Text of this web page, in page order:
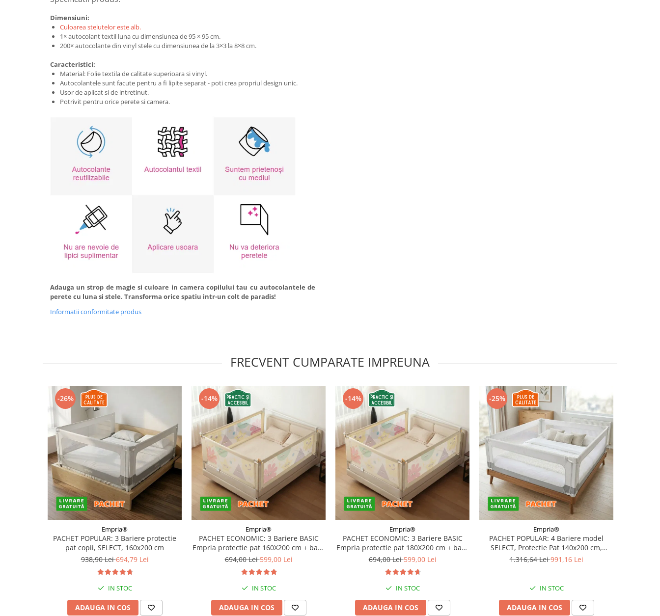
Dimensiuni:
Culoarea stelutelor este alb.
1× autocolant textil luna cu dimensiunea de 95 × 95 cm.
200× autocolante din vinyl stele cu dimensiunea de la 3×3 la 8×8 cm.
Caracteristici:
Material: Folie textila de calitate superioara si vinyl.
Autocolantele sunt facute pentru a fi lipite separat - poti crea propriul design unic.
Usor de aplicat si de intretinut.
Potrivit pentru orice perete si camera.
Adauga un strop de magie si culoare in camera copilului tau cu autocolantele de
perete cu luna si stele. Transforma orice spatiu intr-un colt de paradis!
Informatii conformitate produs
FRECVENT CUMPARATE IMPREUNA
-26%
Empria®
PACHET POPULAR: 3 Bariere protectie
pat copii, SELECT, 160x200 cm
938,90 Lei694,79 Lei
IN STOC
ADAUGA IN COS
-14%
Empria®
PACHET ECONOMIC: 3 Bariere BASIC
Empria protectie pat 160X200 cm + bara
stabilizatoare
694,00 Lei599,00 Lei
IN STOC
ADAUGA IN COS
-14%
Empria®
PACHET ECONOMIC: 3 Bariere BASIC
Empria protectie pat 180X200 cm + bara
stabilizatoare
694,00 Lei599,00 Lei
IN STOC
ADAUGA IN COS
-25%
Empria®
PACHET POPULAR: 4 Bariere model
SELECT, Protectie Pat 140x200 cm,
Transformabile in Tarc de joaca
1.316,64 Lei991,16 Lei
IN STOC
ADAUGA IN COS